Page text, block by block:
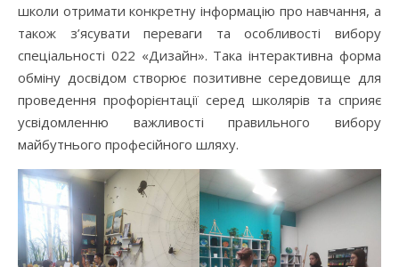
школи отримати конкретну інформацію про навчання, а
також з’ясувати переваги та особливості вибору
спеціальності 022 «Дизайн». Така інтерактивна форма
обміну досвідом створює позитивне середовище для
проведення профорієнтації серед школярів та сприяє
усвідомленню важливості правильного вибору
майбутнього професійного шляху.